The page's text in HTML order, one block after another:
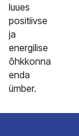
luues
positiivse
ja
energilise
õhkkonna
enda
ümber.